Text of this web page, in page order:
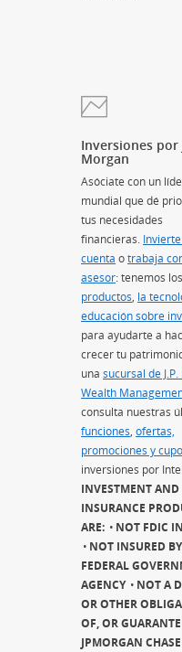
Inversiones por
Morgan
Asóciate con un
mundial que dé
tus necesidades
financieras.
cuenta (Se abre en
otrabaja
asesor(Se abre en
: tenemos los
productos(Se abre
, la
educación sobre
para ayudarte a
crecer tu
una sucursal de
Wealth
consulta nuestras
funciones(Se abre
, ofertas,
promociones y
inversiones por
INVESTMENT AND
INSURANCE
ARE:
NOT FDIC
NOT INSURED
FEDERAL
AGENCY
NOT A
OR OTHER
OF, OR
JPMORGAN